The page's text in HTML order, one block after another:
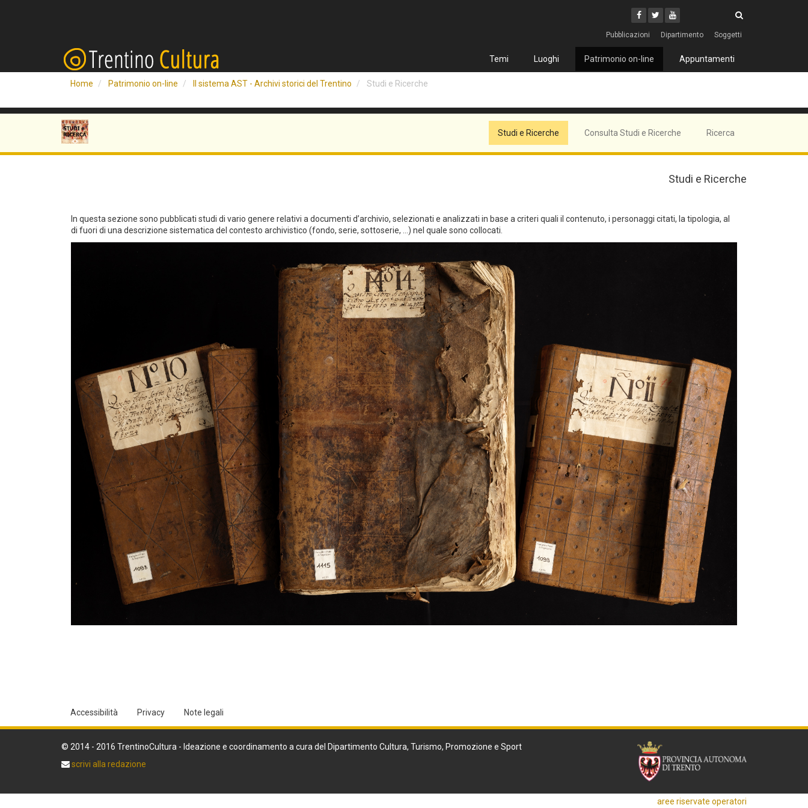
Facebook
Twitter
Youtube
Pubblicazioni Dipartimento Soggetti
Temi Luoghi Patrimonio on-line Appuntamenti
Home Patrimonio on-line Il sistema AST - Archivi storici del Trentino Studi e Ricerche
Studi e Ricerche Consulta Studi e Ricerche Ricerca
Studi e Ricerche
In questa sezione sono pubblicati studi di vario genere relativi a documenti d’archivio, selezionati e analizzati in base a criteri quali il contenuto, i personaggi citati, la tipologia, al
di fuori di una descrizione sistematica del contesto archivistico (fondo, serie, sottoserie, ...) nel quale sono collocati.
Accessibilità Privacy Note legali
© 2014 - 2016 TrentinoCultura - Ideazione e coordinamento a cura del Dipartimento Cultura, Turismo, Promozione e Sport
scrivi alla redazione
aree riservate operatori